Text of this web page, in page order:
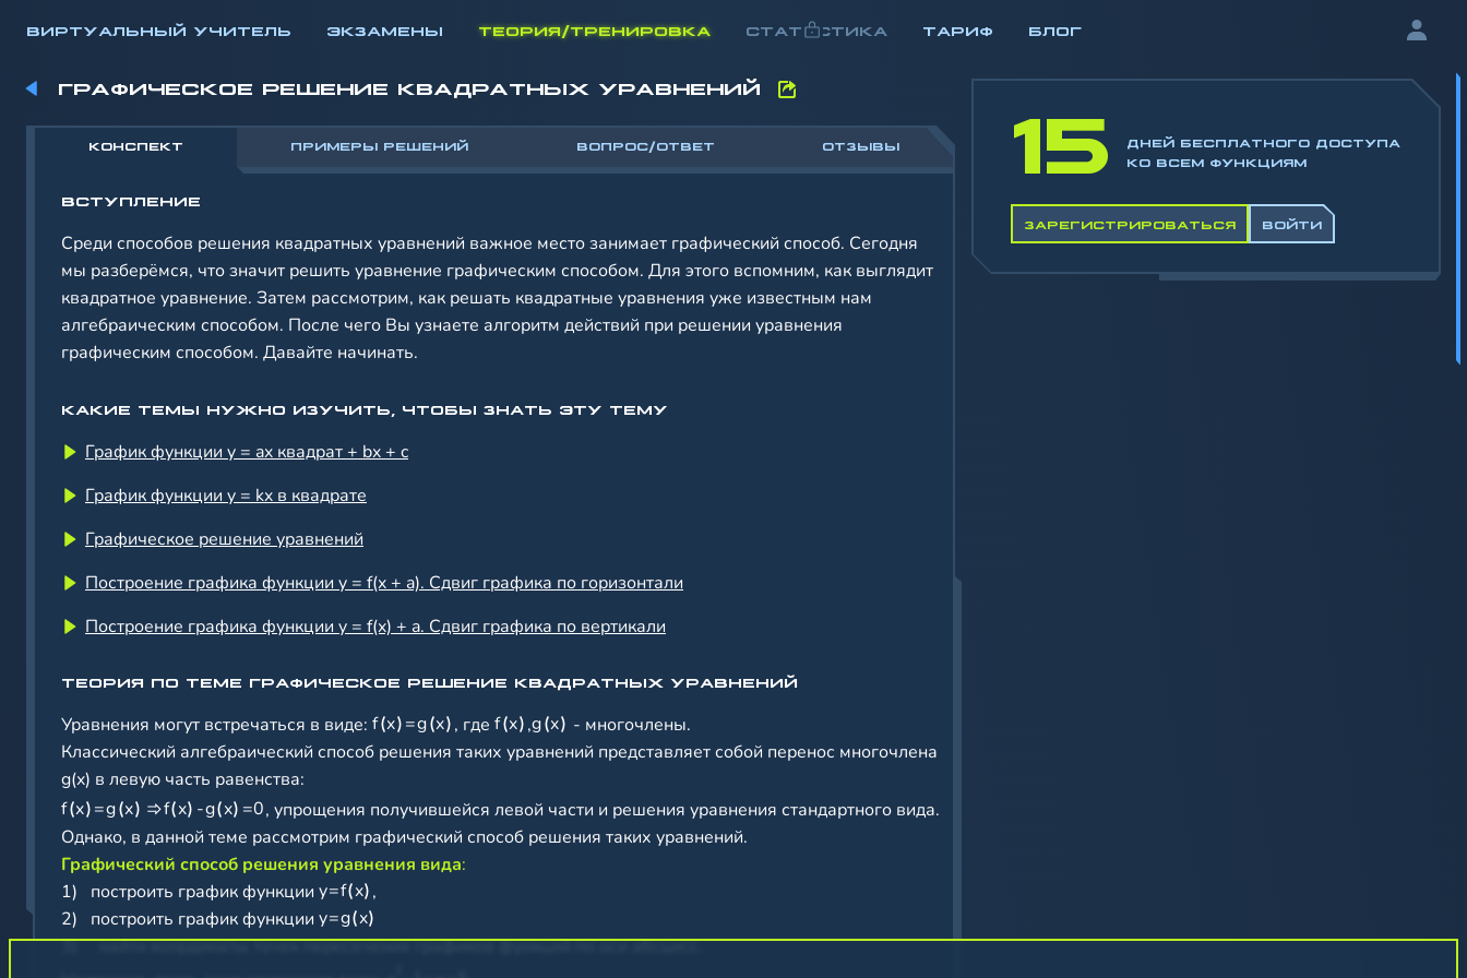
ВИРТУАЛЬНЫЙ УЧИТЕЛЬ ЭКЗАМЕНЫ ТЕОРИЯ/ТРЕНИРОВКА СТАТИСТИКА ТАРИФ БЛОГ
ГРАФИЧЕСКОЕ РЕШЕНИЕ КВАДРАТНЫХ УРАВНЕНИЙ
ВСТУПЛЕНИЕ
Среди способов решения квадратных уравнений важное место занимает графический способ. Сегодня
мы разберёмся, что значит решить уравнение графическим способом. Для этого вспомним, как выглядит
квадратное уравнение. Затем рассмотрим, как решать квадратные уравнения уже известным нам
алгебраическим способом. После чего Вы узнаете алгоритм действий при решении уравнения
графическим способом. Давайте начинать.
КАКИЕ ТЕМЫ НУЖНО ИЗУЧИТЬ, ЧТОБЫ ЗНАТЬ ЭТУ ТЕМУ
График функции y = ax квадрат + bx + c
График функции y = kx в квадрате
Графическое решение уравнений
Построение графика функции y = f(x + a). Сдвиг графика по горизонтали
Построение графика функции y = f(x) + a. Сдвиг графика по вертикали
ТЕОРИЯ ПО ТЕМЕ ГРАФИЧЕСКОЕ РЕШЕНИЕ КВАДРАТНЫХ УРАВНЕНИЙ
Уравнения могут встречаться в виде: f x =g x , где f x ,g x
- многочлены.
Классический алгебраический способ решения таких уравнений представляет собой перенос многочлена
g(x) в левую часть равенства:
f x =g x f x -g x =0, упрощения получившейся левой части и решения уравнения стандартного вида.
Однако, в данной теме рассмотрим графический способ решения таких уравнений.
Графический способ решения уравнения вида:
1)
построить график функции y=f x ,
2)
построить график функции y=g x
3)
найти координаты точек пересечения графиков функций по оси абсцисс.
КОНСПЕКТ ПРИМЕРЫ РЕШЕНИЙ ВОПРОС/ОТВЕТ ОТЗЫВЫ 15
ДНЕЙ БЕСПЛАТНОГО ДОСТУПА
КО ВСЕМ ФУНКЦИЯМ
ЗАРЕГИСТРИРОВАТЬСЯ ВОЙТИ